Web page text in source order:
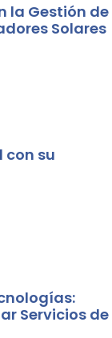
la Gestión de
Solares
su
Servicios de